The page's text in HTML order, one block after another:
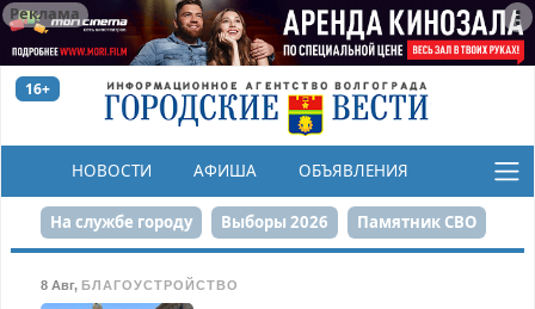
Реклама
16+
НОВОСТИ АФИША ОБЪЯВЛЕНИЯ
КОНКУРСЫ
На службе городу Выборы 2026 Памятник СВО
Сталинград в сердце
8 Авг, БЛАГОУСТРОЙСТВО